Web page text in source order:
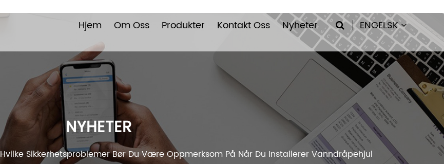
ENGELSK
Hjem Om Oss Produkter Kontakt Oss Nyheter
NYHETER
Hvilke Sikkerhetsproblemer Bør Du Være Oppmerksom På Når Du Installerer Vanndråpehjul